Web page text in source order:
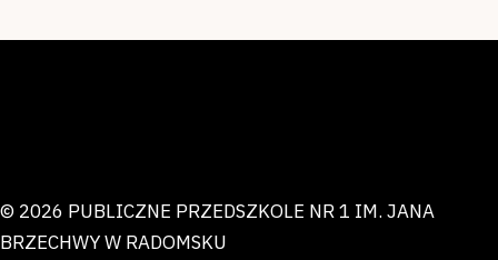
© 2026 PUBLICZNE PRZEDSZKOLE NR 1 IM. JANA
BRZECHWY W RADOMSKU